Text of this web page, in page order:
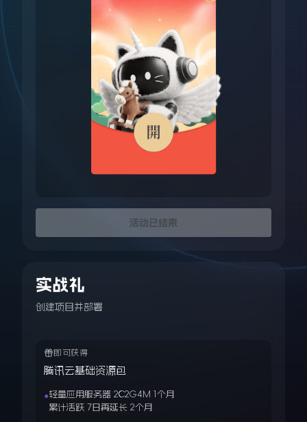
活动已结束
实战礼
创建项目并部署
即可获得
腾讯云基础资源包
轻量应用服务器 2C2G4M 1个月
累计活跃 7日再延长 2个月